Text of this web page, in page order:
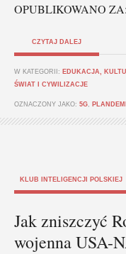
OPUBLIKOWANO ZA:
CZYTAJ DALEJ
W KATEGORII: EDUKACJA,
ŚWIAT I CYWILIZACJE
OZNACZONY JAKO: 5G
KLUB INTELIGENCJI POLSKIEJ
Jak zniszczyć
wojenna USA-